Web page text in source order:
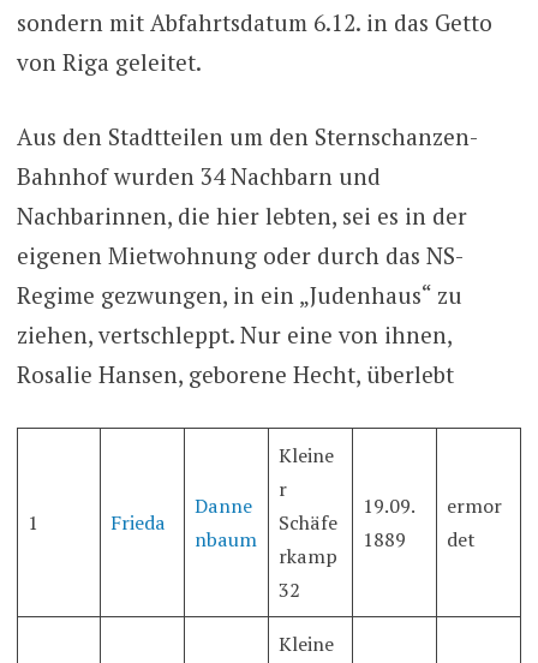
sondern mit Abfahrtsdatum 6.12. in das Getto
von Riga geleitet.
Aus den Stadtteilen um den Sternschanzen-
Bahnhof wurden 34 Nachbarn und
Nachbarinnen, die hier lebten, sei es in der
eigenen Mietwohnung oder durch das NS-
Regime gezwungen, in ein „Judenhaus“ zu
ziehen, vertschleppt. Nur eine von ihnen,
Rosalie Hansen, geborene Hecht, überlebt
1 Frieda
Danne
nbaum
Kleine
r
Schäfe
rkamp
32
19.09.
1889
ermor
det
Kleine